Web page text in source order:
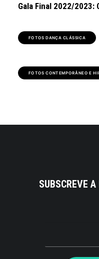
Gala Final 2022/2023:
FOTOS DANÇA CLÁSSICA
FOTOS CONTEMPORÂNEO E
SUBSCREVE